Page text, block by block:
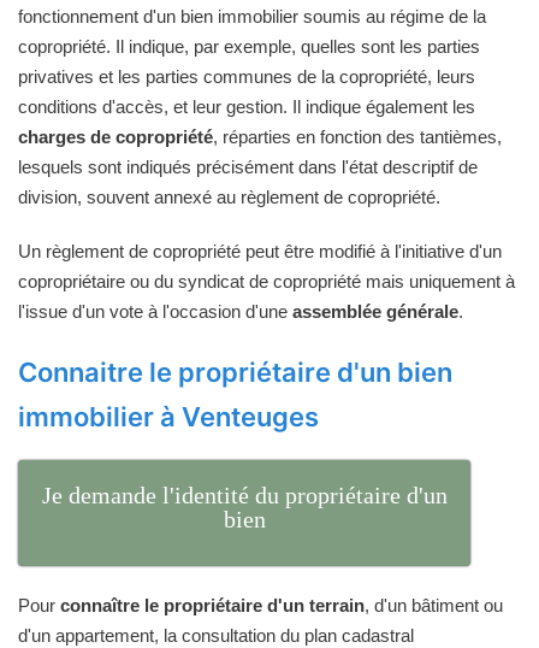
fonctionnement d'un bien immobilier soumis au régime de la
copropriété. Il indique, par exemple, quelles sont les parties
privatives et les parties communes de la copropriété, leurs
conditions d'accès, et leur gestion. Il indique également les
charges de copropriété, réparties en fonction des tantièmes,
lesquels sont indiqués précisément dans l'état descriptif de
division, souvent annexé au règlement de copropriété.
Un règlement de copropriété peut être modifié à l'initiative d'un
copropriétaire ou du syndicat de copropriété mais uniquement à
l'issue d'un vote à l'occasion d'une assemblée générale.
Connaitre le propriétaire d'un bien
immobilier à Venteuges
Je demande l'identité du propriétaire d'un
bien
Pour connaître le propriétaire d'un terrain, d'un bâtiment ou
d'un appartement, la consultation du plan cadastral